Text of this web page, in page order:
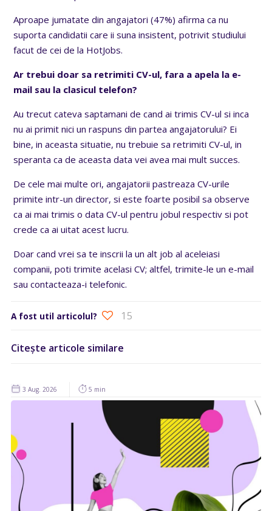
Aproape jumatate din angajatori (47%) afirma ca nu
suporta candidatii care ii suna insistent, potrivit studiului
facut de cei de la HotJobs.
Ar trebui doar sa retrimiti CV-ul, fara a apela la e-
mail sau la clasicul telefon?
Au trecut cateva saptamani de cand ai trimis CV-ul si inca
nu ai primit nici un raspuns din partea angajatorului? Ei
bine, in aceasta situatie, nu trebuie sa retrimiti CV-ul, in
speranta ca de aceasta data vei avea mai mult succes.
De cele mai multe ori, angajatorii pastreaza CV-urile
primite intr-un director, si este foarte posibil sa observe
ca ai mai trimis o data CV-ul pentru jobul respectiv si pot
crede ca ai uitat acest lucru.
Doar cand vrei sa te inscrii la un alt job al aceleiasi
companii, poti trimite acelasi CV; altfel, trimite-le un e-mail
sau contacteaza-i telefonic.
A fost util articolul? 15
Citește articole similare
3 Aug. 2026 5 min